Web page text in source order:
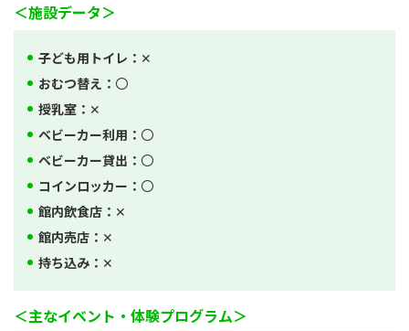
＜施設データ＞
子ども用トイレ： ✕
おむつ替え： 〇
授乳室： ✕
ベビーカー利用： 〇
ベビーカー貸出： 〇
コインロッカー： 〇
館内飲食店： ✕
館内売店： ✕
持ち込み： ✕
＜主なイベント・体験プログラム＞